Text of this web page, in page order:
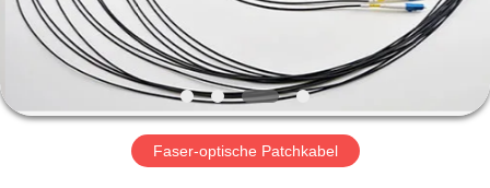
ÜBER
UNS
FABRIK-
AUSFLUG Faser-optische Patchkabel